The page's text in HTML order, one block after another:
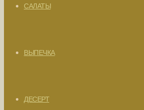
САЛАТЫ
ВЫПЕЧКА
ДЕСЕРТ